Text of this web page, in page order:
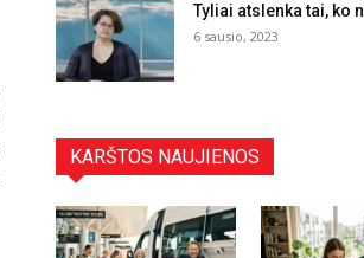
Tyliai atslenka tai, ko
6 sausio, 2023
KARŠTOS NAUJIENOS